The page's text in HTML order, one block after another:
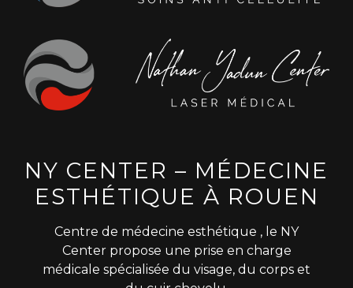
NY CENTER – MÉDECINE
ESTHÉTIQUE À ROUEN
Centre de médecine esthétique , le NY
Center propose une prise en charge
médicale spécialisée du visage, du corps et